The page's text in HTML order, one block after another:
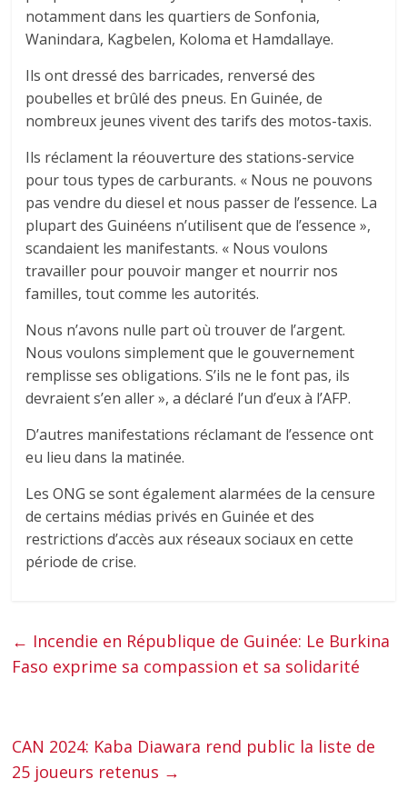
notamment dans les quartiers de Sonfonia,
Wanindara, Kagbelen, Koloma et Hamdallaye.
Ils ont dressé des barricades, renversé des
poubelles et brûlé des pneus. En Guinée, de
nombreux jeunes vivent des tarifs des motos-taxis.
Ils réclament la réouverture des stations-service
pour tous types de carburants. « Nous ne pouvons
pas vendre du diesel et nous passer de l’essence. La
plupart des Guinéens n’utilisent que de l’essence »,
scandaient les manifestants. « Nous voulons
travailler pour pouvoir manger et nourrir nos
familles, tout comme les autorités.
Nous n’avons nulle part où trouver de l’argent.
Nous voulons simplement que le gouvernement
remplisse ses obligations. S’ils ne le font pas, ils
devraient s’en aller », a déclaré l’un d’eux à l’AFP.
D’autres manifestations réclamant de l’essence ont
eu lieu dans la matinée.
Les ONG se sont également alarmées de la censure
de certains médias privés en Guinée et des
restrictions d’accès aux réseaux sociaux en cette
période de crise.
← Incendie en République de Guinée: Le Burkina
Faso exprime sa compassion et sa solidarité
CAN 2024: Kaba Diawara rend public la liste de
25 joueurs retenus →